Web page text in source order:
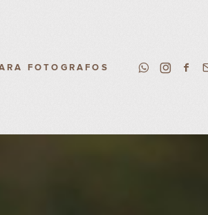
FOTOGRAFOS